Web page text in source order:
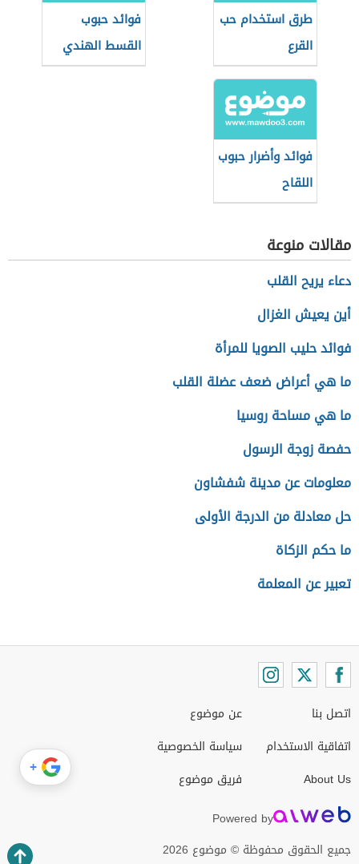
طرق استخدام حب
القرع
فوائد حبوب
القسط الهندي
فوائد وأضرار حبوب
اللقاح
مقالات منوعة
دعاء يريح القلب
أين يعيش الغزال
فوائد حليب الصويا للمرأة
ما هي أعراض ضعف عضلة القلب
ما هي مساحة روسيا
حفصة زوجة الرسول
معلومات عن مدينة شفشاون
حل معادلة من الدرجة الأولى
ما حكم الزكاة
تعبير عن المعلمة
اتصل بنا
اتفاقية الاستخدام
About Us
عن موضوع
سياسة الخصوصية
فريق موضوع
Powered by
جميع الحقوق محفوظة © موضوع 2026
+